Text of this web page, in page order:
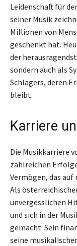
Leidenschaft für
seiner Musik
Millionen von
geschenkt hat.
der
sondern auch als
Schlagers, deren
bleibt.
Karriere
Die Musikkarriere
zahlreichen
Vermögen, das
Als
unvergesslichen
und sich in der
gemacht. Sein
seine